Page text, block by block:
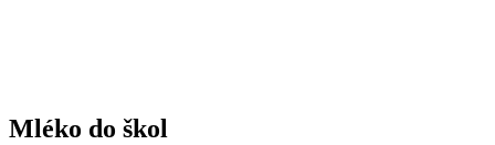
Mléko do škol